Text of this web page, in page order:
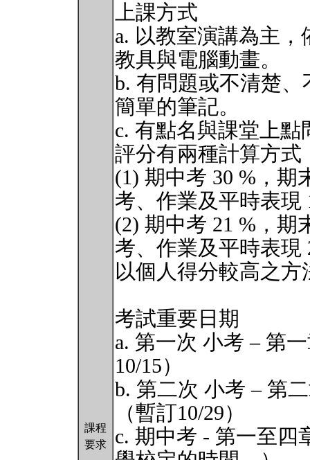
課程
要求
上課方式
a. 以教室演講為主
教具與電腦動畫。
b. 有問題或不清楚
簡單的筆記。
c. 有點名與課堂上
評分有兩種計算方式
(1) 期中考 30 %，期
考、作業及平時表現
(2) 期中考 21 %，期
考、作業及平時表現
以個人得分較高之方
考試重要日期
a. 第一次 小考 – 第
10/15）
b. 第二次 小考 – 第
（暫訂10/29）
c. 期中考 - 第一至四